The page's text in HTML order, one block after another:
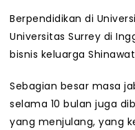
Berpendidikan di
Universitas Surrey di
bisnis keluarga
Sebagian besar masa
selama 10 bulan juga
yang menjulang, yang